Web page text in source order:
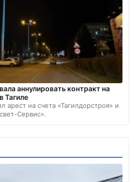
аннулировать контракт на
Тагиле
арест на счета «Тагилдорстроя» и
Сервис».